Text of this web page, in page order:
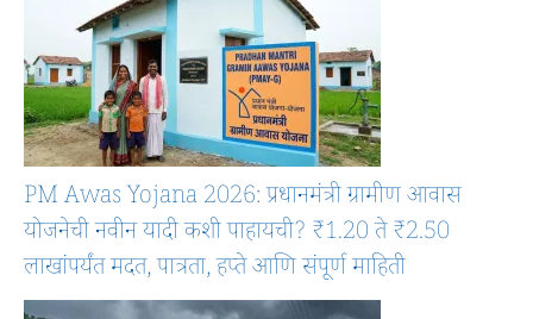
PM Awas Yojana 2026: प्रधानमंत्री ग्रामीण आवास
योजनेची नवीन यादी कशी पाहायची? ₹1.20 ते ₹2.50
लाखांपर्यंत मदत, पात्रता, हप्ते आणि संपूर्ण माहिती